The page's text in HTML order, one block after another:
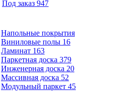
Под заказ 947
Напольные покрытия
Виниловые полы 16
Ламинат 163
Паркетная доска 379
Инженерная доска 20
Массивная доска 52
Модульный паркет 45